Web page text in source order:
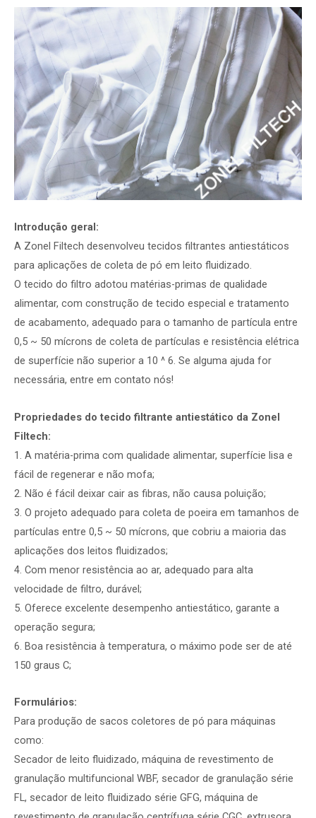
Introdução geral:
A Zonel Filtech desenvolveu tecidos filtrantes antiestáticos
para aplicações de coleta de pó em leito fluidizado.
O tecido do filtro adotou matérias-primas de qualidade
alimentar, com construção de tecido especial e tratamento
de acabamento, adequado para o tamanho de partícula entre
0,5 ~ 50 mícrons de coleta de partículas e resistência elétrica
de superfície não superior a 10 ^ 6. Se alguma ajuda for
necessária, entre em contato nós!
Propriedades do tecido filtrante antiestático da Zonel
Filtech:
1. A matéria-prima com qualidade alimentar, superfície lisa e
fácil de regenerar e não mofa;
2. Não é fácil deixar cair as fibras, não causa poluição;
3. O projeto adequado para coleta de poeira em tamanhos de
partículas entre 0,5 ~ 50 mícrons, que cobriu a maioria das
aplicações dos leitos fluidizados;
4. Com menor resistência ao ar, adequado para alta
velocidade de filtro, durável;
5. Oferece excelente desempenho antiestático, garante a
operação segura;
6. Boa resistência à temperatura, o máximo pode ser de até
150 graus C;
Formulários:
Para produção de sacos coletores de pó para máquinas
como:
Secador de leito fluidizado, máquina de revestimento de
granulação multifuncional WBF, secador de granulação série
FL, secador de leito fluidizado série GFG, máquina de